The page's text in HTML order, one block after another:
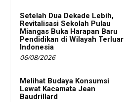
Setelah Dua Dekade Lebih,
Revitalisasi Sekolah Pulau
Miangas Buka Harapan Baru
Pendidikan di Wilayah Terluar
Indonesia
06/08/2026
Melihat Budaya Konsumsi
Lewat Kacamata Jean
Baudrillard